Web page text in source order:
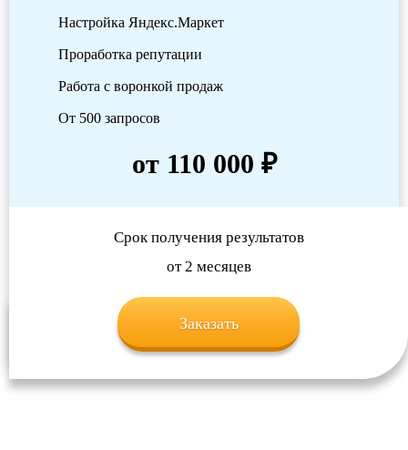
Настройка Яндекс.Маркет
Проработка репутации
Работа с воронкой продаж
От 500 запросов
от 110 000 ₽
Срок получения результатов
от 2 месяцев
Заказать